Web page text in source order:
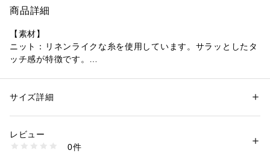
商品詳細
【素材】
ニット：リネンライクな糸を使用しています。サラッとしたタ
ッチ感が特徴です。
【デザイン】
オーバーサイズながらも、肩幅と着丈を調整したことでルーズ
すぎないシルエットに仕上げています。
性別：メンズ
素材：アウター: ポリエステル100％ インナー: 本体 ポリエステル65％ コ
生産国：中国製
1095800004072
サイズ詳細
レビュー
0件